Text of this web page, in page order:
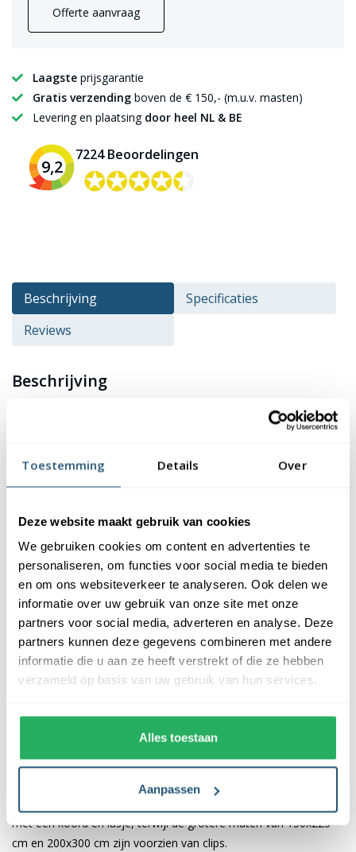
Toestemming Details Over
Deze website maakt gebruik van cookies
We gebruiken cookies om content en advertenties te
personaliseren, om functies voor social media te bieden
en om ons websiteverkeer te analyseren. Ook delen we
informatie over uw gebruik van onze site met onze
partners voor social media, adverteren en analyse. Deze
partners kunnen deze gegevens combineren met andere
informatie die u aan ze heeft verstrekt of die ze hebben
verzameld op basis van uw gebruik van hun services.
Alles toestaan
Aanpassen
Offerte aanvraag
Laagste prijsgarantie
Gratis verzending boven de € 150,- (m.u.v. masten)
Levering en plaatsing door heel NL & BE
9,2
7224 Beoordelingen
✪✪✪✪✪
✪✪✪✪✪
Beschrijving
Specificaties
Reviews
Beschrijving
kopen? Deze vlag is
hoogwaardige kwaliteit en afwerking. De vlag is gemaakt van
dat de kleuren van de vlag mooi blijven. Bovendien zijn onze
te houden zijn.
Afwerking van de vlag Roermond
De afwerking van onze vlaggen is van hoge kwaliteit. Ze zijn
voorzien van een sterke kopband en een dubbele stiknaad, wat
bijdraagt aan hun duurzaamheid en stevigheid. Wij bieden de
vlag vanRoermondaan in verschillende afmetingen: 40x60 cm,
Afhankelijk van de afmetingen die je kiest, worden de vlaggen
voorzien van verschillende bevestigingsmogelijkheden. De
met een koord en lusje, terwijl de grotere maten van 150x225
cm en 200x300 cm zijn voorzien van clips.